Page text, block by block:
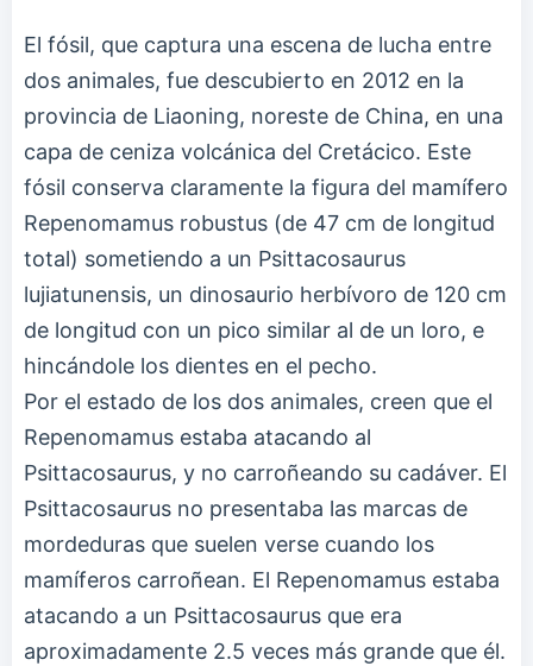
El fósil, que captura una escena de lucha entre
dos animales, fue descubierto en 2012 en la
provincia de Liaoning, noreste de China, en una
capa de ceniza volcánica del Cretácico. Este
fósil conserva claramente la figura del mamífero
Repenomamus robustus (de 47 cm de longitud
total) sometiendo a un Psittacosaurus
lujiatunensis, un dinosaurio herbívoro de 120 cm
de longitud con un pico similar al de un loro, e
hincándole los dientes en el pecho.
Por el estado de los dos animales, creen que el
Repenomamus estaba atacando al
Psittacosaurus, y no carroñeando su cadáver. El
Psittacosaurus no presentaba las marcas de
mordeduras que suelen verse cuando los
mamíferos carroñean. El Repenomamus estaba
atacando a un Psittacosaurus que era
aproximadamente 2.5 veces más grande que él.